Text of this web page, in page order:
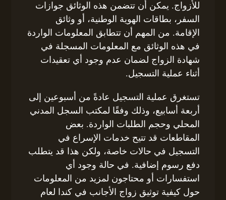
للأزواج. يمكن أن تتضمن هذه الوثائق جوازات
السفر، بطاقات الهوية الوطنية، أو وثائق
الإقامة. من المهم أن تتطابق المعلومات الواردة
في هذه الوثائق مع المعلومات المسجلة في
شهادة الزواج لضمان عدم وجود أي تعقيدات
أثناء عملية التسجيل.
تستغرق عملية التسجيل عادةً من أسبوعين إلى
أربعة أسابيع، وذلك وفقًا لمكتب السجل المدني
المحلي وحجم الطلبات الواردة. بعض
المقاطعات قد تتيح خدمات الإسراع في
التسجيل في حالات خاصة، ولكن هذا قد يتطلب
دفع رسوم إضافية. في حالة وجود أي
استفسارات أو محتاجون لمزيد من المعلومات
حول كيفية توثيق زواج الأجانب في كندا لعام